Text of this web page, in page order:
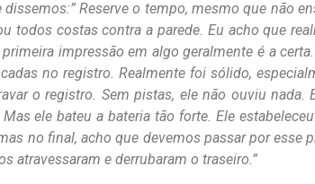
Reserve o tempo, mesmo que não
todos costas contra a parede. Eu acho que
impressão em algo geralmente é a
no registro. Realmente foi sólido,
o registro. Sem pistas, ele não ouviu nada.
ele bateu a bateria tão forte. Ele
no final, acho que devemos passar por
atravessaram e derrubaram o traseiro.”